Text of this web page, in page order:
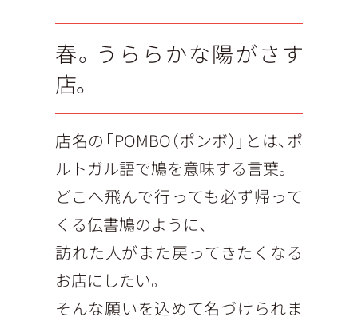
春。うららかな陽がさす
店。
店名の「POMBO（ポンボ）」とは、ポ
ルトガル語で鳩を意味する言葉。
どこへ飛んで行っても必ず帰って
くる伝書鳩のように、
訪れた人がまた戻ってきたくなる
お店にしたい。
そんな願いを込めて名づけられま